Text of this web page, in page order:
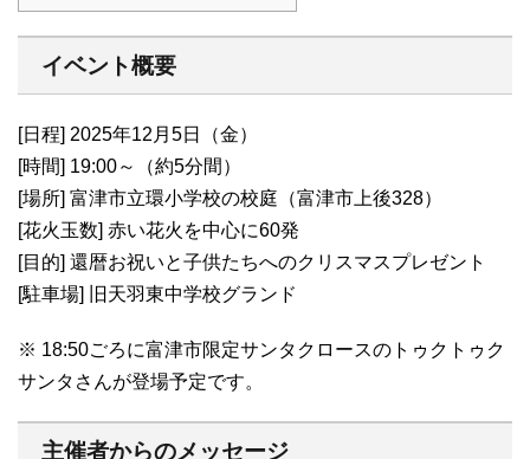
イベント概要
[日程] 2025年12月5日（金）
[時間] 19:00～（約5分間）
[場所] 富津市立環小学校の校庭（富津市上後328）
[花火玉数] 赤い花火を中心に60発
[目的] 還暦お祝いと子供たちへのクリスマスプレゼント
[駐車場] 旧天羽東中学校グランド
※ 18:50ごろに富津市限定サンタクロースのトゥクトゥク
サンタさんが登場予定です。
主催者からのメッセージ